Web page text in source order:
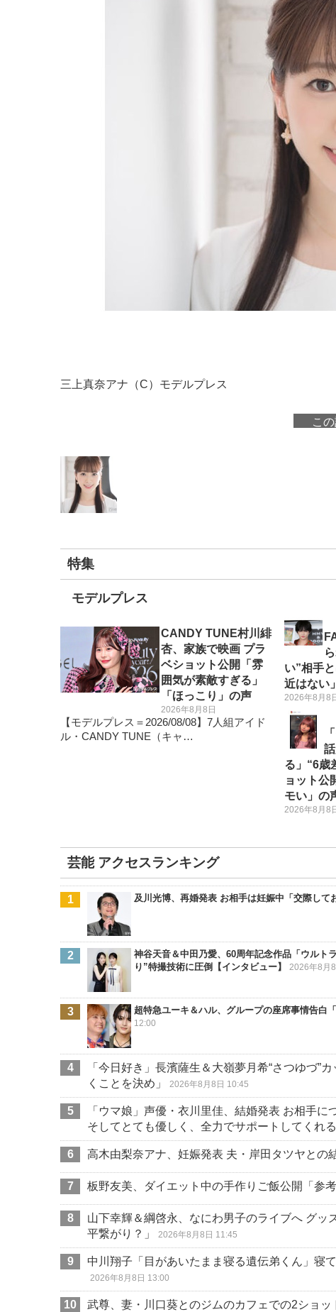
三上真奈アナ（C）モデルプレス
こ
特集
モデルプレス
CANDY TUNE村川緋
杏、家族で映画 プラ
ベショット公開「雰
囲気が素敵すぎる」
「ほっこり」の声
2026年8月8日
【モデルプレス＝2026/08/08】7人組アイド
ル・CANDY TUNE（キャ…
い”相手
近はない
2026年8月8
る」“6歳
ョット公
モい」の
2026年8月8
芸能 アクセスランキング
及川光博、再婚発表 お相手は妊娠中「交際して
神谷天音＆中田乃愛、60周年記念作品「ウルト
り”特撮技術に圧倒【インタビュー】
2026年8月
超特急ユーキ＆ハル、グループの座席事情告白
12:00
「今日好き」長濱薩生＆大嶺夢月希“さつゆづ”
くことを決め」
2026年8月8日 10:45
「ウマ娘」声優・衣川里佳、結婚発表 お相手
そしてとても優しく、全力でサポートしてくれる
高木由梨奈アナ、妊娠発表 夫・岸田タツヤとの
板野友美、ダイエット中の手作りご飯公開「参
山下幸輝＆綱啓永、なにわ男子のライブへ グッ
平繋がり？」
2026年8月8日 11:45
中川翔子「目があいたまま寝る遺伝弟くん」寝
2026年8月8日 13:00
武尊、妻・川口葵とのジムのカフェでの2ショ